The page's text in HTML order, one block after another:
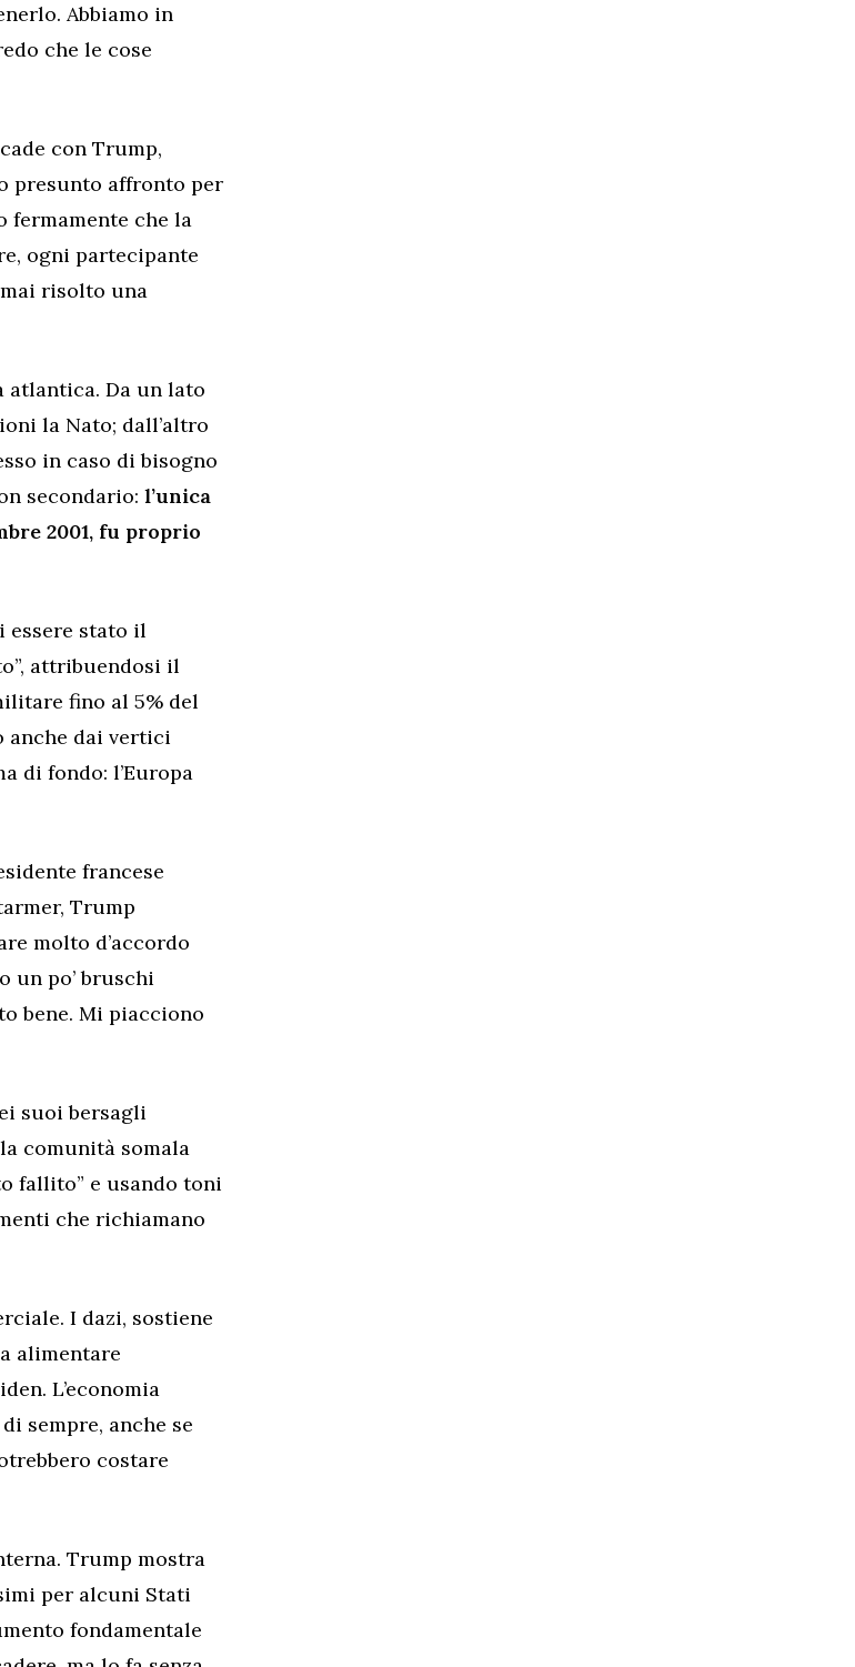
Abbiamo in
che le cose
con Trump,
presunto affronto per
fermamente che la
ogni partecipante
risolto una
atlantica. Da un lato
la Nato; dall’altro
in caso di bisogno
secondario: l’unica
2001, fu proprio
essere stato il
attribuendosi il
fino al 5% del
anche dai vertici
di fondo: l’Europa
francese
Trump
molto d’accordo
un po’ bruschi
bene. Mi piacciono
suoi bersagli
comunità somala
fallito” e usando toni
che richiamano
I dazi, sostiene
alimentare
L’economia
sempre, anche se
costare
Trump mostra
per alcuni Stati
fondamentale